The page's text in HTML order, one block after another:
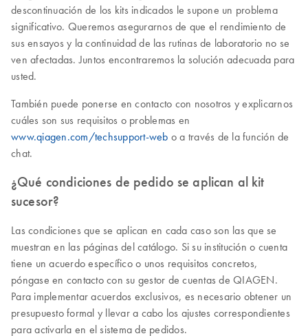
descontinuación de los kits indicados le supone un problema
significativo. Queremos asegurarnos de que el rendimiento de
sus ensayos y la continuidad de las rutinas de laboratorio no se
ven afectadas. Juntos encontraremos la solución adecuada para
usted.
También puede ponerse en contacto con nosotros y explicarnos
cuáles son sus requisitos o problemas en
www.qiagen.com/techsupport-web o a través de la función de
chat.
¿Qué condiciones de pedido se aplican al kit
sucesor?
Las condiciones que se aplican en cada caso son las que se
muestran en las páginas del catálogo. Si su institución o cuenta
tiene un acuerdo específico o unos requisitos concretos,
póngase en contacto con su gestor de cuentas de QIAGEN.
Para implementar acuerdos exclusivos, es necesario obtener un
presupuesto formal y llevar a cabo los ajustes correspondientes
para activarla en el sistema de pedidos.